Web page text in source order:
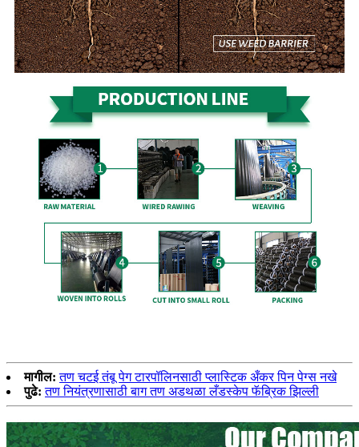
मागील: तण चटई तंबू पेग टारपॉलिनसाठी प्लास्टिक अँकर पिन पेग्स नखे
पुढे: तण नियंत्रणासाठी बाग तण अडथळा लँडस्केप फॅब्रिक झिल्ली